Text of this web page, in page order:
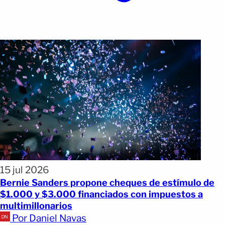
15 jul 2026
Bernie Sanders propone cheques de estímulo de
$1.000 y $3.000 financiados con impuestos a
multimillonarios
Por Daniel Navas